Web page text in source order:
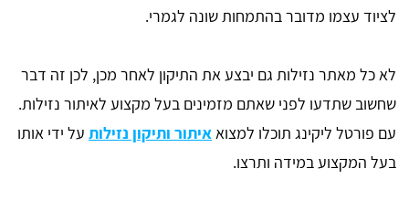
לציוד עצמו מדובר בהתמחות שונה לגמרי.
לא כל מאתר נזילות גם יבצע את התיקון לאחר מכן, לכן זה דבר
שחשוב שתדעו לפני שאתם מזמינים בעל מקצוע לאיתור נזילות.
עם פורטל ליקינג תוכלו למצואאיתור ותיקון נזילות על ידי אותו
בעל המקצוע במידה ותרצו.